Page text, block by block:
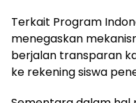
Terkait Program
menegaskan
berjalan transparan
ke rekening siswa